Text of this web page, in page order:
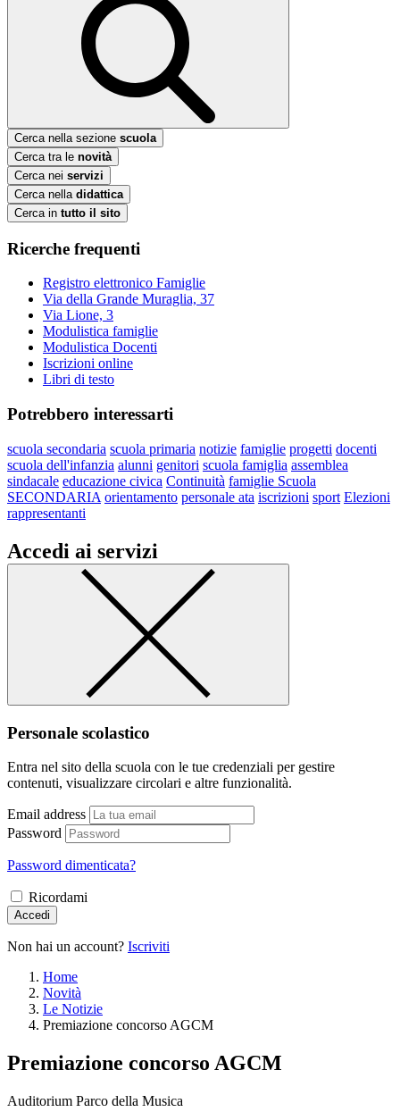
Cerca nella sezione scuola
Cerca tra le novità
Cerca nei servizi
Cerca nella didattica
Cerca in tutto il sito
Ricerche frequenti
Registro elettronico Famiglie
Via della Grande Muraglia, 37
Via Lione, 3
Modulistica famiglie
Modulistica Docenti
Iscrizioni online
Libri di testo
Potrebbero interessarti
scuola secondaria scuola primaria notizie famiglie progetti docenti
scuola dell'infanzia alunni genitori scuola famiglia assemblea
sindacale educazione civica Continuità famiglie Scuola
SECONDARIA orientamento personale ata iscrizioni sport Elezioni
rappresentanti
Accedi ai servizi
Personale scolastico
Entra nel sito della scuola con le tue credenziali per gestire
contenuti, visualizzare circolari e altre funzionalità.
Email address
Password
Password dimenticata?
Ricordami
Accedi
Non hai un account? Iscriviti
Home
Novità
Le Notizie
Premiazione concorso AGCM
Premiazione concorso AGCM
Auditorium Parco della Musica